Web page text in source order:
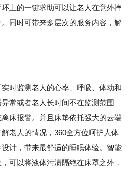
上的一键求助可以让老人在意外摔
同时可带来多层次的服务内容，解
时监测老人的心率、呼吸、体动和
常或者老人长时间不在监测范围
床报警。并且床垫依托强大的云端
老人的情况，360全方位呵护人体
计，带来最舒适的睡眠体验。智能
可以将液体污渍隔绝在床罩之外，